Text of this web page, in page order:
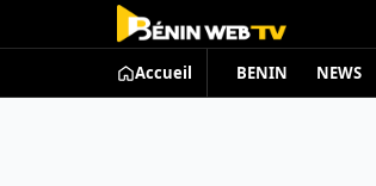
Accueil BENIN NEWS